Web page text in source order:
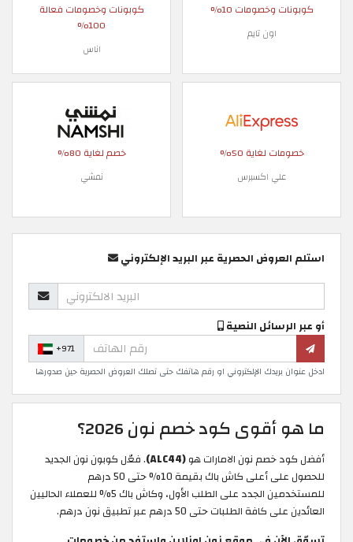
كوبونات وخصومات 10%
اون تايم
كوبونات وخصومات فعالة
100%
اناس
خصومات لغاية 50%
علي اكسبرس
خصم لغاية 80%
نمشي
استلم العروض الحصرية عبر البريد الإلكتروني
أو عبر الرسائل النصية
+971
ادخل عنوان بريدك الإلكتروني او رقم هاتفك حتى تصلك العروض الحصرية حين صدورها
ما هو أقوى كود خصم نون 2026؟
أفضل كود خصم نون الامارات هو(ALC44)
. فعّل كوبون نون الجديد
للحصول على أعلى كاش باك بقيمة 10% حتى 50 درهم
للمستخدمين الجدد على الطلب الأول، وكاش باك 5% للعملاء الحاليين
العائدين على كافة الطلبات حتى 50 درهم عبر تطبيق نون درهم.